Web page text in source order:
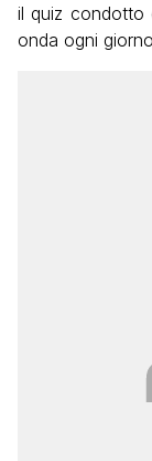
il quiz condotto
onda ogni